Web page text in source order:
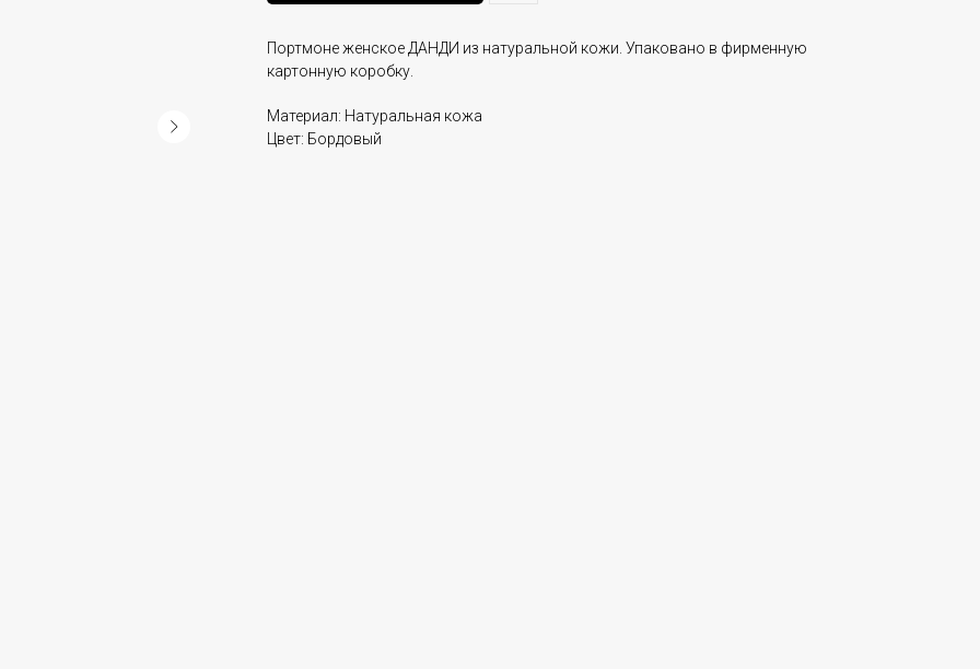
Портмоне женское ДАНДИ из натуральной кожи. Упаковано в фирменную
картонную коробку.
Материал: Натуральная кожа
Цвет: Бордовый